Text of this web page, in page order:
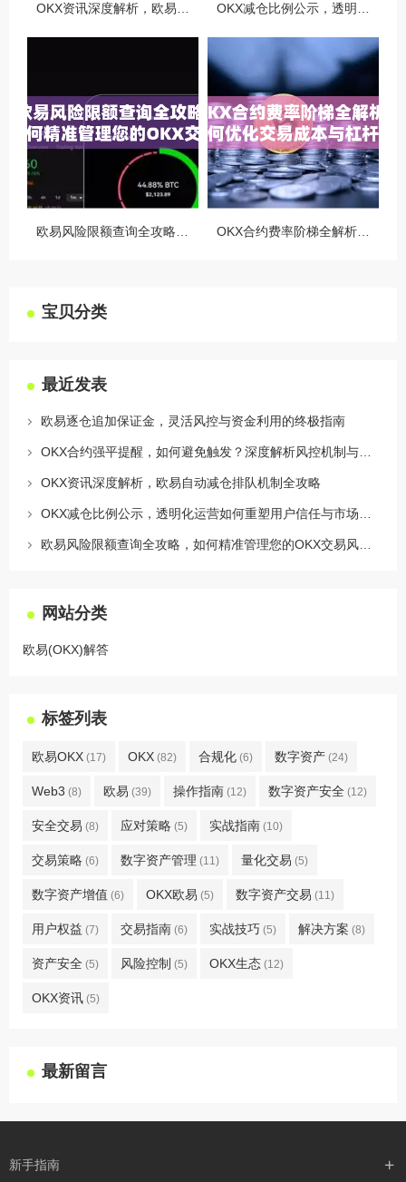
宝贝分类
最近发表
欧易逐仓追加保证金，灵活风控与资金利用的终极指南
OKX资讯深度解析，欧易自动减仓排队机制全攻略
网站分类
欧易(OKX)解答
标签列表
欧易OKX (17) OKX (82) 合规化 (6) 数字资产 (24)
Web3 (8) 欧易 (39) 操作指南 (12) 数字资产安全 (12)
安全交易 (8) 应对策略 (5) 实战指南 (10)
交易策略 (6) 数字资产管理 (11) 量化交易 (5)
数字资产增值 (6) OKX欧易 (5) 数字资产交易 (11)
用户权益 (7) 交易指南 (6) 实战技巧 (5) 解决方案 (8)
资产安全 (5) 风险控制 (5) OKX生态 (12)
OKX资讯 (5)
最新留言
新手指南